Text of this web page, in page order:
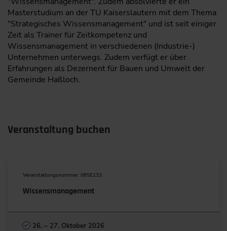
Masterstudium an der TU Kaiserslautern mit dem Thema
"Strategisches Wissensmanagement" und ist seit einiger
Zeit als Trainer für Zeitkompetenz und
Wissensmanagement in verschiedenen (Industrie-)
Unternehmen unterwegs. Zudem verfügt er über
Erfahrungen als Dezernent für Bauen und Umwelt der
Gemeinde Haßloch.
Veranstaltung buchen
Veranstaltungsnummer: 08SE133
Wissensmanagement
26. – 27. Oktober 2026